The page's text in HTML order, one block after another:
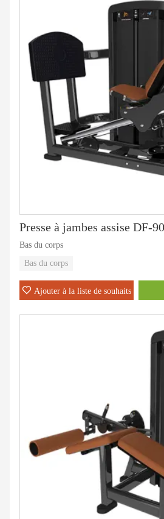
Presse à jambes assise DF-
Bas du corps
Bas du corps
Ajouter à la liste de souhaits